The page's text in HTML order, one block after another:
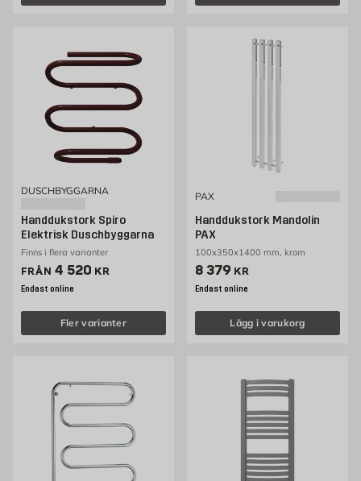
DUSCHBYGGARNA
Handdukstork Spiro
Elektrisk Duschbyggarna
Finns i flera varianter
FRÅN Pris 4520 kr
4 520 KR
Endast online
Fler varianter
PAX
Handdukstork Mandolin
PAX
100x350x1400 mm, krom
Pris 8379 kr
8 379 KR
Endast online
Lägg i varukorg